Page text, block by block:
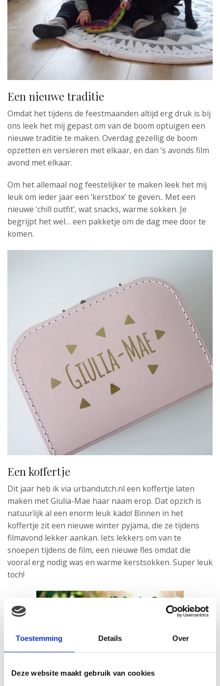
Toestemming Details Over
Deze website maakt gebruik van cookies
Een nieuwe traditie
Omdat het tijdens de feestmaanden altijd erg druk is bij
ons leek het mij gepast om van de boom optuigen een
nieuwe traditie te maken. Overdag gezellig de boom
opzetten en versieren met elkaar, en dan ’s avonds film
avond met elkaar.
Om het allemaal nog feestelijker te maken leek het mij
leuk om ieder jaar een ‘kerstbox’ te geven.. Met een
nieuwe ‘chill outfit’, wat snacks, warme sokken. Je
begrijpt het wel… een pakketje om de dag mee door te
komen.
Een koffertje
Dit jaar heb ik via urbandutch.nl een koffertje laten
maken met Giulia-Mae haar naam erop. Dat opzich is
natuurlijk al een enorm leuk kado! Binnen in het
koffertje zit een nieuwe winter pyjama, die ze tijdens
filmavond lekker aankan. Iets lekkers om van te
snoepen tijdens de film, een nieuwe fles omdat die
vooral erg nodig was en warme kerstsokken. Super leuk
toch!